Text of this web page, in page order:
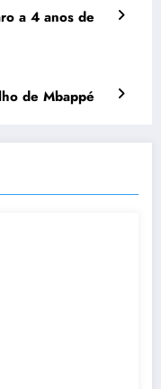
a 4 anos de
de Mbappé